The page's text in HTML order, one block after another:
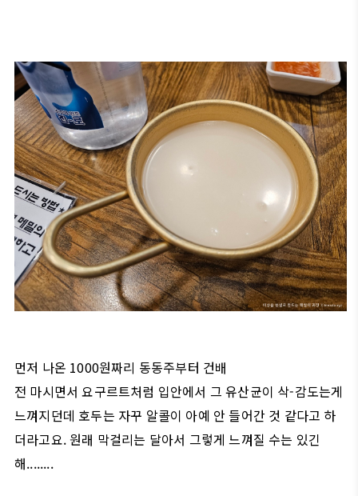
먼저 나온 1000원짜리 동동주부터 건배
전 마시면서 요구르트처럼 입안에서 그 유산균이 삭-감도는게
느껴지던데 호두는 자꾸 알콜이 아예 안 들어간 것 같다고 하
더라고요. 원래 막걸리는 달아서 그렇게 느껴질 수는 있긴
해........